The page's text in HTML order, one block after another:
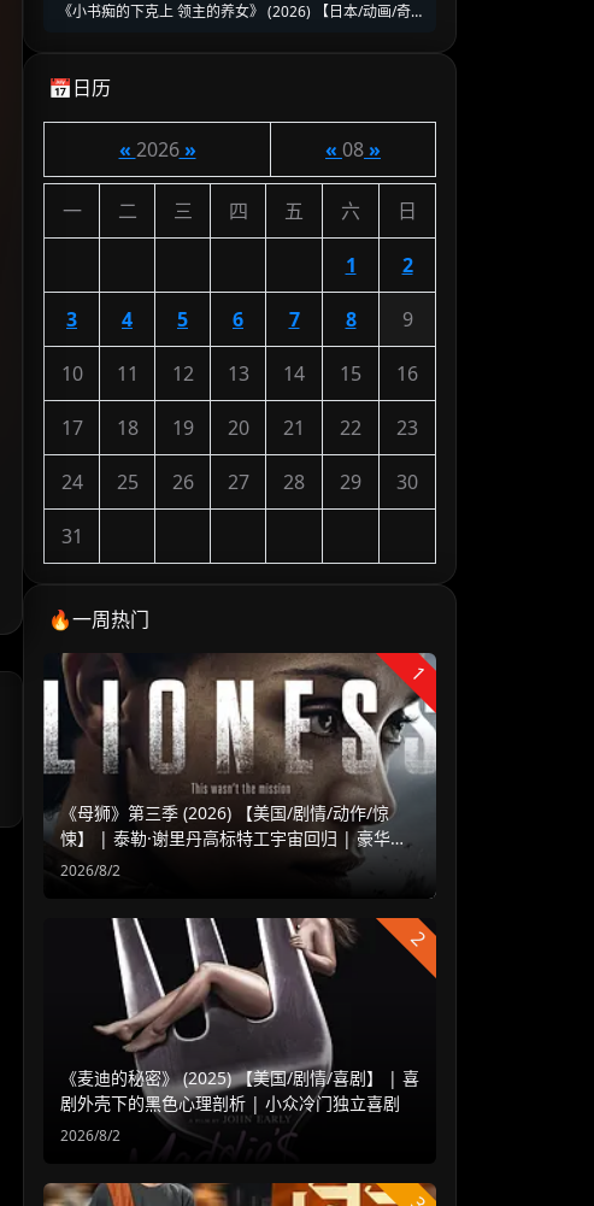
《小书痴的下克上 领主的养女》 (2026) 【日本/动画/奇
📅日历
« 2026» « 08»
一 二 三 四 五 六 日
1 2
3 4 5 6 7 8 9
10 11 12 13 14 15 16
17 18 19 20 21 22 23
24 25 26 27 28 29 30
31
🔥一周热门
1
《母狮》第三季 (2026) 【美国/剧情/动作/惊
悚】 | 泰勒·谢里丹高标特工宇宙回归 | 豪华阵
容延续高水准硬核谍战
2026/8/2
2
《麦迪的秘密》 (2025) 【美国/剧情/喜剧】 | 喜
剧外壳下的黑色心理剖析 | 小众冷门独立喜剧
2026/8/2